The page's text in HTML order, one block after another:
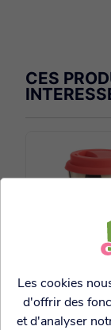
CES
Tasse de
Bambou
Les cookies
d'offrir des
et d'analyser